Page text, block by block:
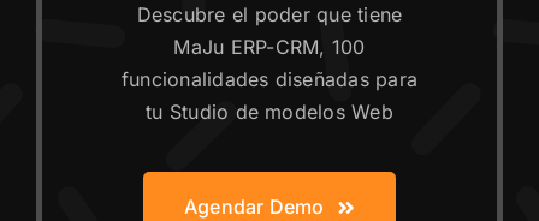
Descubre el poder que tiene
MaJu ERP-CRM, 100
funcionalidades diseñadas para
tu Studio de modelos Web
Agendar Demo